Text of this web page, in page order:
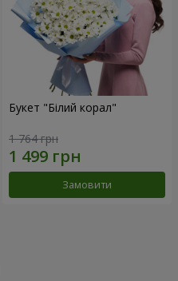
Букет "Білий корал"
1 764 грн
Замовити